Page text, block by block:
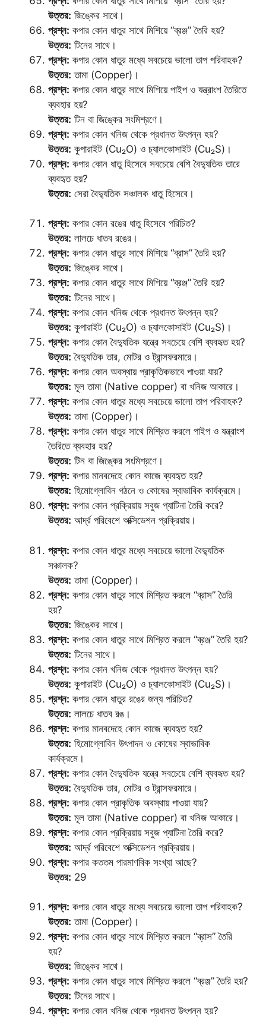
উত্তর: জিঙ্কের সাথে।
প্রশ্ন: কপার কোন ধাতুর সাথে মিশিয়ে “ব্রঞ্জ” তৈরি হয়?
উত্তর: টিনের সাথে।
প্রশ্ন: কপার কোন ধাতুর মধ্যে সবচেয়ে ভালো তাপ পরিবাহক?
উত্তর: তামা (Copper)।
প্রশ্ন: কপার কোন ধাতুর সাথে মিশিয়ে পাইপ ও যন্ত্রাংশ তৈরিতে
ব্যবহার হয়?
উত্তর: টিন বা জিঙ্কের সংমিশ্রণে।
প্রশ্ন: কপার কোন খনিজ থেকে প্রধানত উৎপন্ন হয়?
উত্তর: কুপারাইট (Cu₂O) ও চ্যালকোসাইট (Cu₂S)।
প্রশ্ন: কপার কোন ধাতু হিসেবে সবচেয়ে বেশি বৈদ্যুতিক তারে
ব্যবহৃত হয়?
উত্তর: সেরা বৈদ্যুতিক সঞ্চালক ধাতু হিসেবে।
প্রশ্ন: কপার কোন রঙের ধাতু হিসেবে পরিচিত?
উত্তর: লালচে ধাতব রঙের।
প্রশ্ন: কপার কোন ধাতুর সাথে মিশিয়ে “ব্রাস” তৈরি হয়?
উত্তর: জিঙ্কের সাথে।
প্রশ্ন: কপার কোন ধাতুর সাথে মিশিয়ে “ব্রঞ্জ” তৈরি হয়?
উত্তর: টিনের সাথে।
প্রশ্ন: কপার কোন খনিজ থেকে প্রধানত উৎপন্ন হয়?
উত্তর: কুপারাইট (Cu₂O) ও চ্যালকোসাইট (Cu₂S)।
প্রশ্ন: কপার কোন বৈদ্যুতিক যন্ত্রে সবচেয়ে বেশি ব্যবহৃত হয়?
উত্তর: বৈদ্যুতিক তার, মোটর ও ট্রান্সফরমারে।
প্রশ্ন: কপার কোন অবস্থায় প্রাকৃতিকভাবে পাওয়া যায়?
উত্তর: মূল তামা (Native copper) বা খনিজ আকারে।
প্রশ্ন: কপার কোন ধাতুর মধ্যে সবচেয়ে ভালো তাপ পরিবাহক?
উত্তর: তামা (Copper)।
প্রশ্ন: কপার কোন ধাতুর সাথে মিশ্রিত করলে পাইপ ও যন্ত্রাংশ
তৈরিতে ব্যবহার হয়?
উত্তর: টিন বা জিঙ্কের সংমিশ্রণে।
প্রশ্ন: কপার মানবদেহে কোন কাজে ব্যবহৃত হয়?
উত্তর: হিমোগ্লোবিন গঠনে ও কোষের স্বাভাবিক কার্যক্রমে।
প্রশ্ন: কপার কোন প্রক্রিয়ায় সবুজ প্যাটিনা তৈরি করে?
উত্তর: আর্দ্র পরিবেশে অক্সিডেশন প্রক্রিয়ায়।
প্রশ্ন: কপার কোন ধাতুর মধ্যে সবচেয়ে ভালো বৈদ্যুতিক
সঞ্চালক?
উত্তর: তামা (Copper)।
প্রশ্ন: কপার কোন ধাতুর সাথে মিশ্রিত করলে “ব্রাস” তৈরি
হয়?
উত্তর: জিঙ্কের সাথে।
প্রশ্ন: কপার কোন ধাতুর সাথে মিশ্রিত করলে “ব্রঞ্জ” তৈরি হয়?
উত্তর: টিনের সাথে।
প্রশ্ন: কপার কোন খনিজ থেকে প্রধানত উৎপন্ন হয়?
উত্তর: কুপারাইট (Cu₂O) ও চ্যালকোসাইট (Cu₂S)।
প্রশ্ন: কপার কোন ধাতুর রঙের জন্য পরিচিত?
উত্তর: লালচে ধাতব রঙ।
প্রশ্ন: কপার মানবদেহে কোন কাজে ব্যবহৃত হয়?
উত্তর: হিমোগ্লোবিন উৎপাদন ও কোষের স্বাভাবিক
কার্যক্রমে।
প্রশ্ন: কপার কোন বৈদ্যুতিক যন্ত্রে সবচেয়ে বেশি ব্যবহৃত হয়?
উত্তর: বৈদ্যুতিক তার, মোটর ও ট্রান্সফরমারে।
প্রশ্ন: কপার কোন প্রাকৃতিক অবস্থায় পাওয়া যায়?
উত্তর: মূল তামা (Native copper) বা খনিজ আকারে।
প্রশ্ন: কপার কোন প্রক্রিয়ায় সবুজ প্যাটিনা তৈরি করে?
উত্তর: আর্দ্র পরিবেশে অক্সিডেশন প্রক্রিয়ায়।
প্রশ্ন: কপার কততম পারমাণবিক সংখ্যা আছে?
উত্তর: 29
প্রশ্ন: কপার কোন ধাতুর মধ্যে সবচেয়ে ভালো তাপ পরিবাহক?
উত্তর: তামা (Copper)।
প্রশ্ন: কপার কোন ধাতুর সাথে মিশ্রিত করলে “ব্রাস” তৈরি
হয়?
উত্তর: জিঙ্কের সাথে।
প্রশ্ন: কপার কোন ধাতুর সাথে মিশ্রিত করলে “ব্রঞ্জ” তৈরি হয়?
উত্তর: টিনের সাথে।
প্রশ্ন: কপার কোন খনিজ থেকে প্রধানত উৎপন্ন হয়?